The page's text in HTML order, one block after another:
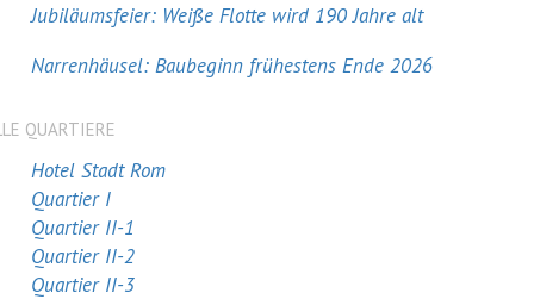
Jubiläumsfeier: Weiße Flotte wird 190 Jahre alt
Narrenhäusel: Baubeginn frühestens Ende 2026
QUARTIERE
Hotel Stadt Rom
Quartier I
Quartier II-1
Quartier II-2
Quartier II-3